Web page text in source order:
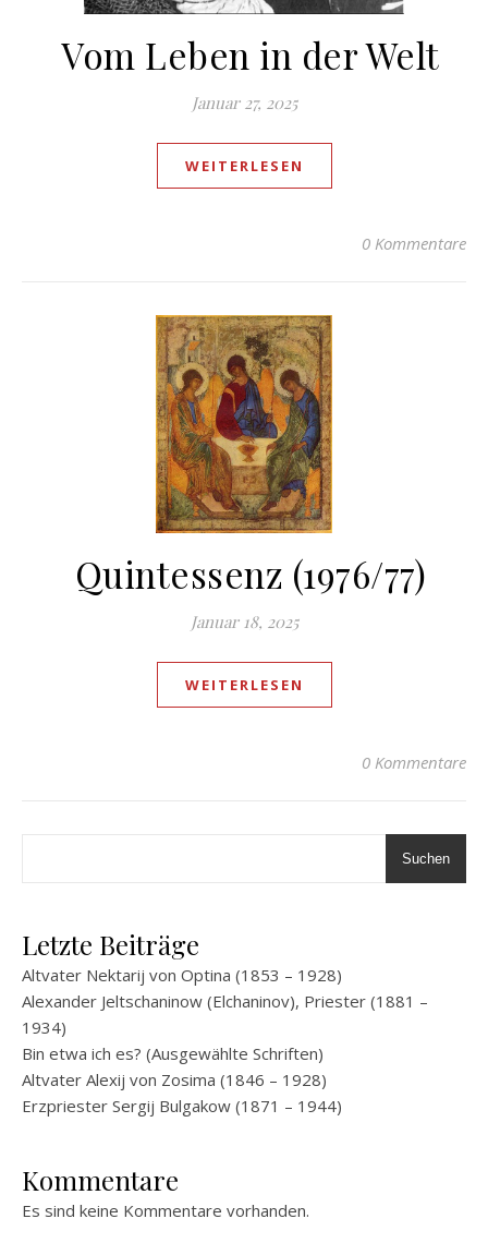
Vom Leben in der Welt
Januar 27, 2025
WEITERLESEN
0 Kommentare
Quintessenz (1976/77)
Januar 18, 2025
WEITERLESEN
0 Kommentare
Suchen
Letzte Beiträge
Altvater Nektarij von Optina (1853 – 1928)
Alexander Jeltschaninow (Elchaninov), Priester (1881 –
1934)
Bin etwa ich es? (Ausgewählte Schriften)
Altvater Alexij von Zosima (1846 – 1928)
Erzpriester Sergij Bulgakow (1871 – 1944)
Kommentare
Es sind keine Kommentare vorhanden.